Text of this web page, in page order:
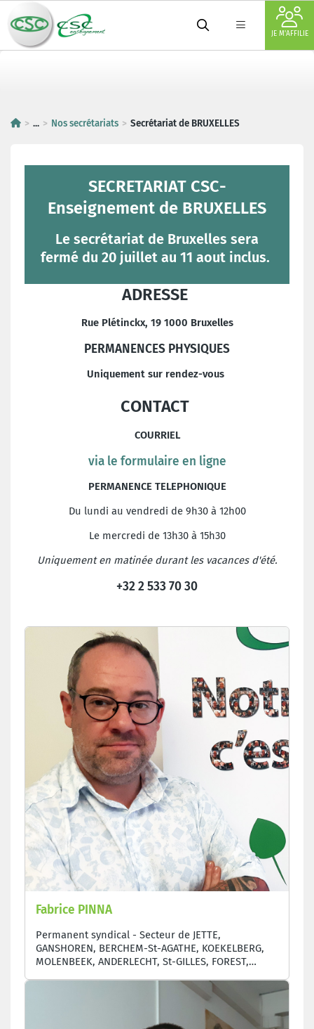
JE M'AFFILIE
... Nos secrétariats Secrétariat de BRUXELLES
SECRETARIAT CSC-
Enseignement de BRUXELLES
Le secrétariat de Bruxelles sera
fermé du 20 juillet au 11 aout inclus.
ADRESSE
Rue Plétinckx, 19 1000 Bruxelles
PERMANENCES PHYSIQUES
Uniquement sur rendez-vous
CONTACT
COURRIEL
via le formulaire en ligne
PERMANENCE TELEPHONIQUE
Du lundi au vendredi de 9h30 à 12h00
Le mercredi de 13h30 à 15h30
Uniquement en matinée durant les vacances d'été.
+32 2 533 70 30
Fabrice PINNA
Permanent syndical - Secteur de JETTE,
GANSHOREN, BERCHEM-St-AGATHE, KOEKELBERG,
MOLENBEEK, ANDERLECHT, St-GILLES, FOREST,